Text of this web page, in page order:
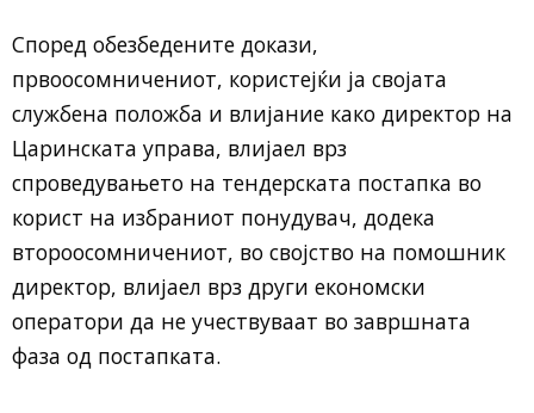
Според обезбедените докази,
првоосомничениот, користејќи ја својата
службена положба и влијание како директор на
Царинската управа, влијаел врз
спроведувањето на тендерската постапка во
корист на избраниот понудувач, додека
второосомничениот, во својство на помошник
директор, влијаел врз други економски
оператори да не учествуваат во завршната
фаза од постапката.